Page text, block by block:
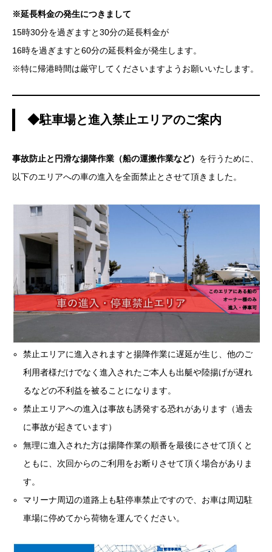
※延長料金の発生につきまして
15時30分を過ぎますと30分の延長料金が
16時を過ぎますと60分の延長料金が発生します。
※特に帰港時間は厳守してくださいますようお願いいたします。
◆駐車場と進入禁止エリアのご案内
事故防止と円滑な揚降作業（船の運搬作業など） を行うために、
以下のエリアへの車の進入を全面禁止とさせて頂きました。
禁止エリアに進入されますと揚降作業に遅延が生じ、他のご
利用者様だけでなく進入されたご本人も出艇や陸揚げが遅れ
るなどの不利益を被ることになります。
禁止エリアへの進入は事故も誘発する恐れがあります（過去
に事故が起きています）
無理に進入された方は揚降作業の順番を最後にさせて頂くと
ともに、次回からのご利用をお断りさせて頂く場合がありま
す。
マリーナ周辺の道路上も駐停車禁止ですので、お車は周辺駐
車場に停めてから荷物を運んでください。